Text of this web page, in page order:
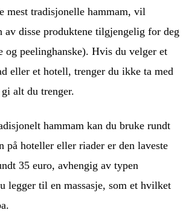
mest tradisjonelle hammam, vil
av disse produktene tilgjengelig for deg
og peelinghanske). Hvis du velger et
eller et hotell, trenger du ikke ta med
alt du trenger.
hammam kan du bruke rundt
på hoteller eller riader er den laveste
35 euro, avhengig av typen
legger til en massasje, som et hvilket